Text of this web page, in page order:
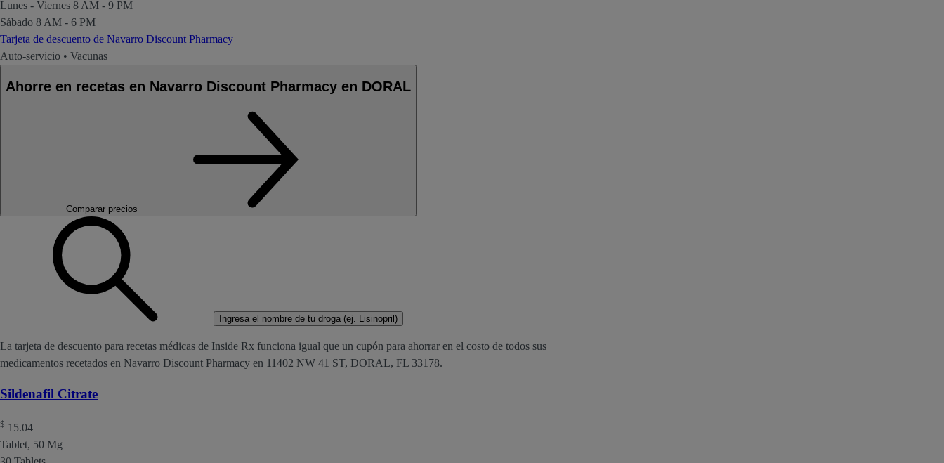
Lunes - Viernes 8 AM - 9 PM
Sábado 8 AM - 6 PM
Tarjeta de descuento de Navarro Discount Pharmacy
Auto-servicio • Vacunas
Ahorre en recetas en Navarro Discount Pharmacy en DORAL
Comparar precios
Ingresa el nombre de tu droga (ej. Lisinopril)
La tarjeta de descuento para recetas médicas de Inside Rx funciona igual que un cupón para ahorrar en el costo de todos sus
medicamentos recetados en Navarro Discount Pharmacy en 11402 NW 41 ST, DORAL, FL 33178.
Sildenafil Citrate
$ 15.04
Tablet, 50 Mg